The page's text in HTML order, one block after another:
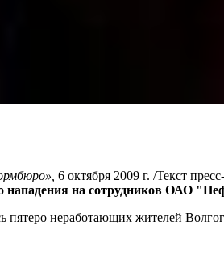
6 октября 2009 г. /Текст
нападения на сотрудников ОАО
пятеро неработающих жителей